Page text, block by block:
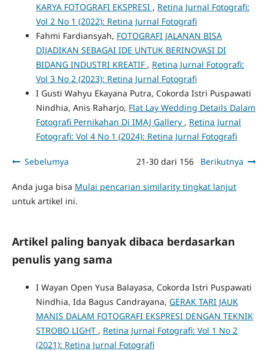
KARYA FOTOGRAFI EKSPRESI , Retina Jurnal Fotografi:
Vol 2 No 1 (2022): Retina Jurnal Fotografi
Fahmi Fardiansyah, FOTOGRAFI JALANAN BISA
DIJADIKAN SEBAGAI IDE UNTUK BERINOVASI DI
BIDANG INDUSTRI KREATIF , Retina Jurnal Fotografi:
Vol 3 No 2 (2023): Retina Jurnal Fotografi
I Gusti Wahyu Ekayana Putra, Cokorda Istri Puspawati
Nindhia, Anis Raharjo, Flat Lay Wedding Details Dalam
Fotografi Pernikahan Di IMAJ Gallery , Retina Jurnal
Fotografi: Vol 4 No 1 (2024): Retina Jurnal Fotografi
Sebelumya 21-30 dari 156 Berikutnya
Anda juga bisa Mulai pencarian similarity tingkat lanjut
untuk artikel ini.
Artikel paling banyak dibaca berdasarkan
penulis yang sama
I Wayan Open Yusa Balayasa, Cokorda Istri Puspawati
Nindhia, Ida Bagus Candrayana, GERAK TARI JAUK
MANIS DALAM FOTOGRAFI EKSPRESI DENGAN TEKNIK
STROBO LIGHT , Retina Jurnal Fotografi: Vol 1 No 2
(2021): Retina Jurnal Fotografi